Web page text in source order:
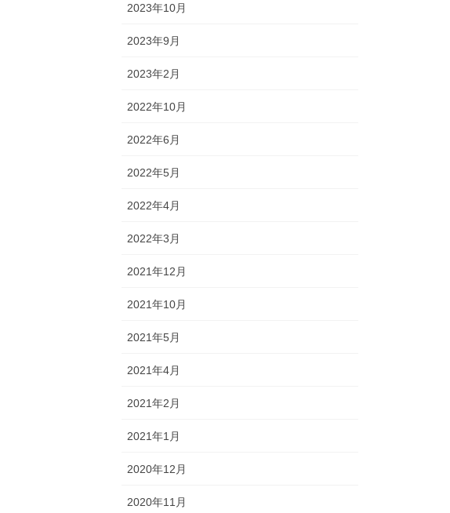
2023年10月
2023年9月
2023年2月
2022年10月
2022年6月
2022年5月
2022年4月
2022年3月
2021年12月
2021年10月
2021年5月
2021年4月
2021年2月
2021年1月
2020年12月
2020年11月